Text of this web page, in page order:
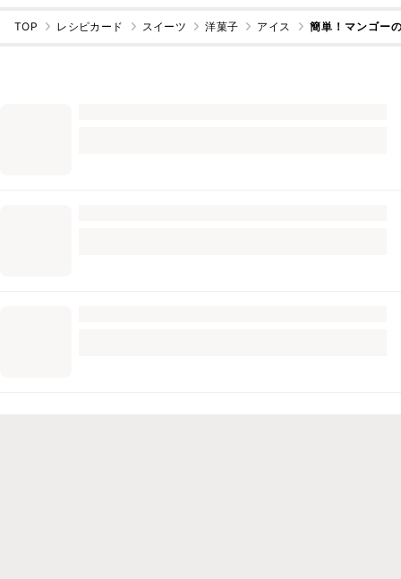
TOP レシピカード スイーツ 洋菓子 アイス 簡単！マンゴー